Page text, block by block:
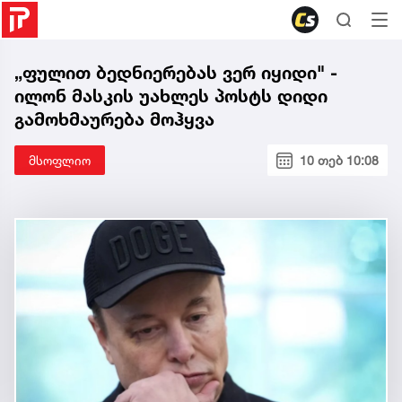
„ფულით ბედნიერებას ვერ იყიდი" -
ილონ მასკის უახლეს პოსტს დიდი
გამოხმაურება მოჰყვა
მსოფლიო 10 თებ 10:08